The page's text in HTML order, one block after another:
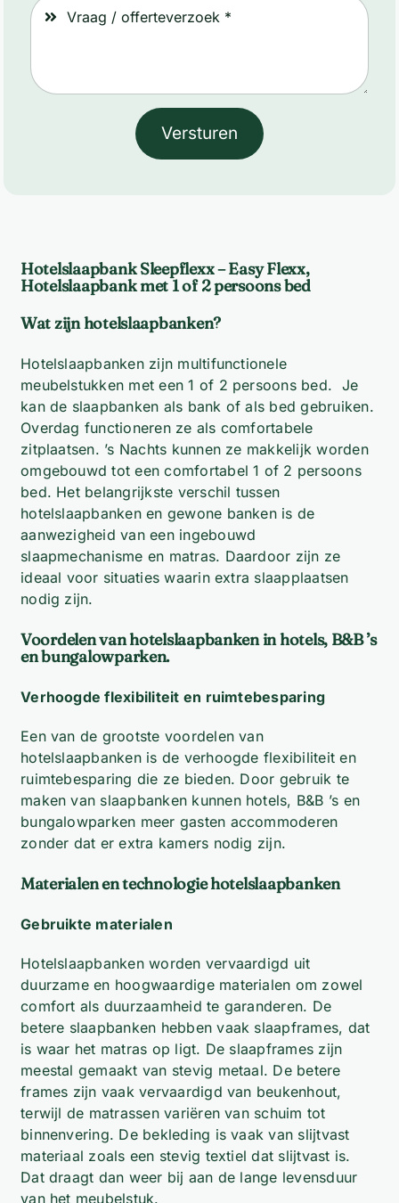
Versturen
Hotelslaapbank Sleepflexx – Easy Flexx,
Hotelslaapbank met 1 of 2 persoons bed
Wat zijn hotelslaapbanken?
Hotelslaapbanken zijn multifunctionele
meubelstukken met een 1 of 2 persoons bed. Je
kan de slaapbanken als bank of als bed gebruiken.
Overdag functioneren ze als comfortabele
zitplaatsen. ’s Nachts kunnen ze makkelijk worden
omgebouwd tot een comfortabel 1 of 2 persoons
bed. Het belangrijkste verschil tussen
hotelslaapbanken en gewone banken is de
aanwezigheid van een ingebouwd
slaapmechanisme en matras. Daardoor zijn ze
ideaal voor situaties waarin extra slaapplaatsen
nodig zijn.
Voordelen van hotelslaapbanken in hotels, B&B ’s
en bungalowparken.
Verhoogde flexibiliteit en ruimtebesparing
Een van de grootste voordelen van
hotelslaapbanken is de verhoogde flexibiliteit en
ruimtebesparing die ze bieden. Door gebruik te
maken van slaapbanken kunnen hotels, B&B ’s en
bungalowparken meer gasten accommoderen
zonder dat er extra kamers nodig zijn.
Materialen en technologie hotelslaapbanken
Gebruikte materialen
Hotelslaapbanken worden vervaardigd uit
duurzame en hoogwaardige materialen om zowel
comfort als duurzaamheid te garanderen. De
betere slaapbanken hebben vaak slaapframes, dat
is waar het matras op ligt. De slaapframes zijn
meestal gemaakt van stevig metaal. De betere
frames zijn vaak vervaardigd van beukenhout,
terwijl de matrassen variëren van schuim tot
binnenvering. De bekleding is vaak van slijtvast
materiaal zoals een stevig textiel dat slijtvast is.
Dat draagt dan weer bij aan de lange levensduur
van het meubelstuk.